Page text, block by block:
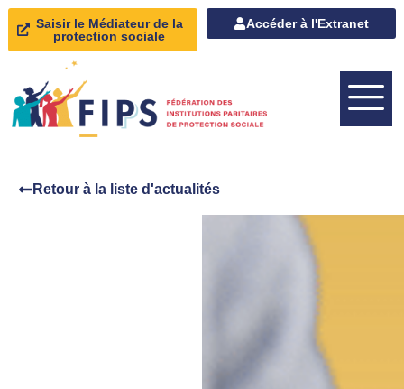
Saisir le Médiateur de la
protection sociale
Accéder à l'Extranet
Retour à la liste d'actualités